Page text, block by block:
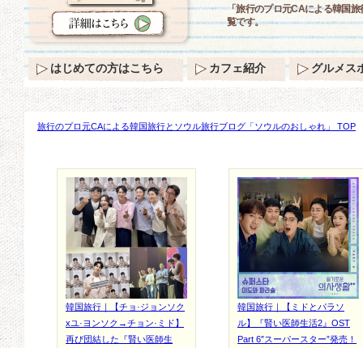
旅行のプロ元CAによる韓国旅行とソウル旅行ブログ「ソウルのおしゃれ」 TOP
韓国旅行｜【チョ·ジョンソク
xユ·ヨンソク→チョン·ミド】
再び団結した『賢い医師生
韓国旅行｜【ミドとパラソ
ル】『賢い医師生活2』OST
Part 6″スーパースター”発売！
「旅行のプロ元CAによる韓国
覧です。
はじめての方はこちら カフェ紹介 グルメス